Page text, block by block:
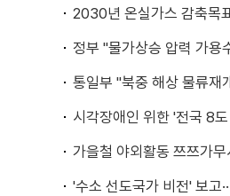
2030년 온실가스 감축목
정부 "물가상승 압력 가용
통일부 "북중 해상 물류재
시각장애인 위한 '전국 8
가을철 야외활동 쯔쯔가
'수소 선도국가 비전' 보고